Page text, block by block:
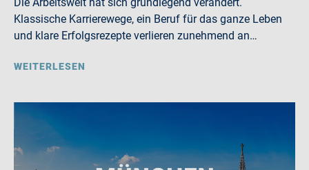
Klassische Karrierewege, ein Beruf für das ganze Leben
und klare Erfolgsrezepte verlieren zunehmend an…
WEITERLESEN